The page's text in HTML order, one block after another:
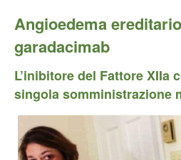
Angioedema
garadacimab
L’inibitore del Fattore XIIa
singola somministrazione